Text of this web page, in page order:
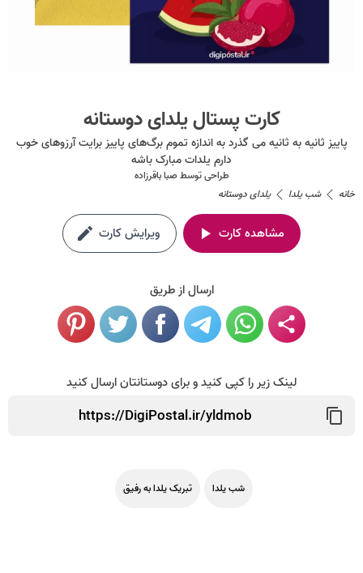
کارت پستال یلدای دوستانه
پاییز ثانیه به ثانیه می گذرد به اندازه تموم برگ‌های پاییز برایت آرزوهای خوب
دارم یلدات مبارک باشه
طراحی توسطصبا باقرزاده
خانه
شب یلدا یلدای دوستانه
مشاهده کارت ویرایش کارت
ارسال از طریق
لینک زیر را کپی کنید و برای دوستانتان ارسال کنید
شب یلدا تبریک یلدا به رفیق